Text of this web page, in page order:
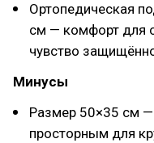
Ортопедическая
см — комфорт для
чувство
Минусы
Размер 50×35 см
просторным для